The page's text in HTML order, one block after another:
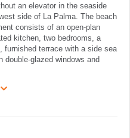
an elevator in the seaside
side of La Palma. The beach
consists of an open-plan
kitchen, two bedrooms, a
furnished terrace with a side sea
double-glazed windows and